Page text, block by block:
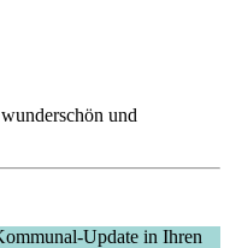
und
Update in Ihren